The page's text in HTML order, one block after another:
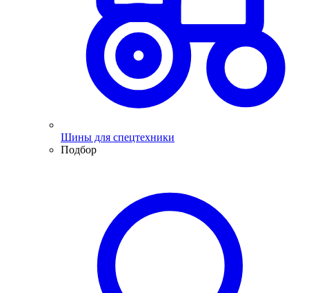
Шины для спецтехники
Подбор